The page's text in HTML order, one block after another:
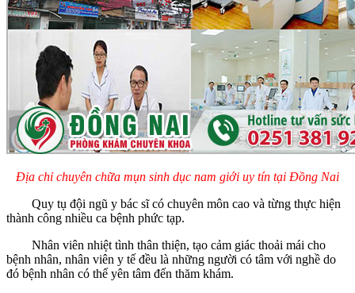
Địa chỉ chuyên chữa mụn sinh dục nam giới uy tín tại Đồng Nai
Quy tụ đội ngũ y bác sĩ có chuyên môn cao và từng thực hiện
thành công nhiều ca bệnh phức tạp.
Nhân viên nhiệt tình thân thiện, tạo cảm giác thoải mái cho
bệnh nhân, nhân viên y tế đều là những người có tâm với nghề do
đó bệnh nhân có thể yên tâm đến thăm khám.